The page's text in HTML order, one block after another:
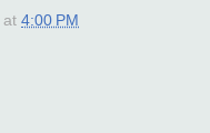
at 4:00 PM